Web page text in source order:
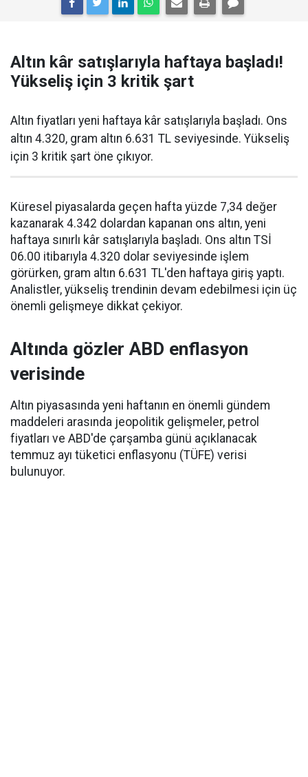
Altın kâr satışlarıyla haftaya başladı!
Yükseliş için 3 kritik şart
Altın fiyatları yeni haftaya kâr satışlarıyla başladı. Ons
altın 4.320, gram altın 6.631 TL seviyesinde. Yükseliş
için 3 kritik şart öne çıkıyor.
Küresel piyasalarda geçen hafta yüzde 7,34 değer
kazanarak 4.342 dolardan kapanan ons altın, yeni
haftaya sınırlı kâr satışlarıyla başladı. Ons altın TSİ
06.00 itibarıyla 4.320 dolar seviyesinde işlem
görürken, gram altın 6.631 TL'den haftaya giriş yaptı.
Analistler, yükseliş trendinin devam edebilmesi için üç
önemli gelişmeye dikkat çekiyor.
Altında gözler ABD enflasyon
verisinde
Altın piyasasında yeni haftanın en önemli gündem
maddeleri arasında jeopolitik gelişmeler, petrol
fiyatları ve ABD'de çarşamba günü açıklanacak
temmuz ayı tüketici enflasyonu (TÜFE) verisi
bulunuyor.